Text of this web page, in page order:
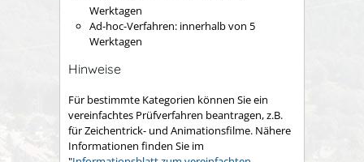
Werktagen
Ad-hoc-Verfahren: innerhalb von 5
Werktagen
Hinweise
Für bestimmte Kategorien können Sie ein
vereinfachtes Prüfverfahren beantragen, z.B.
für Zeichentrick- und Animationsfilme. Nähere
Informationen finden Sie im